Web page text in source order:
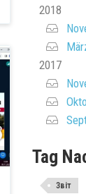
2018
2017
Tag
Звіт